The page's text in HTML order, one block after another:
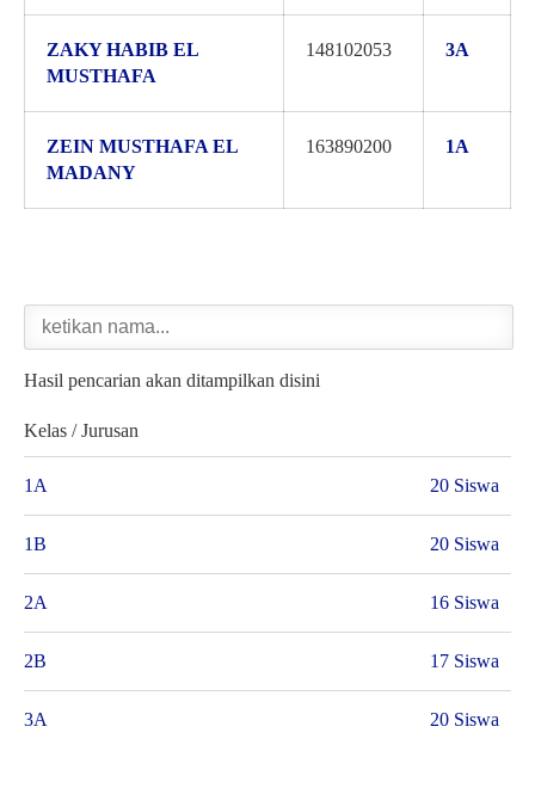
ZAKY HABIB EL
MUSTHAFA
148102053 3A
ZEIN MUSTHAFA EL
MADANY
163890200 1A
Hasil pencarian akan ditampilkan disini
Kelas / Jurusan
1A 20 Siswa
1B 20 Siswa
2A 16 Siswa
2B 17 Siswa
3A 20 Siswa